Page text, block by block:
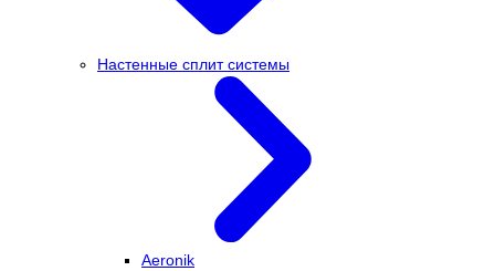
Настенные сплит системы
Aeronik